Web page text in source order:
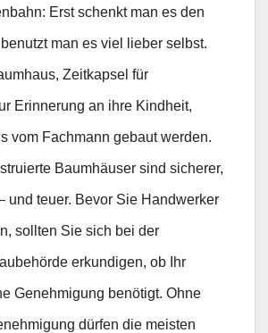
Erst schenkt man es den
man es viel lieber selbst.
Zeitkapsel für
Erinnerung an ihre Kindheit,
vom Fachmann gebaut werden.
Baumhäuser sind sicherer,
und teuer. Bevor Sie Handwerker
sollten Sie sich bei der
erkundigen, ob Ihr
Genehmigung benötigt. Ohne
dürfen die meisten